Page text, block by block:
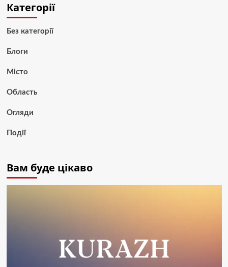
Категорії
Без категорії
Блоги
Місто
Область
Огляди
Події
Вам буде цікаво